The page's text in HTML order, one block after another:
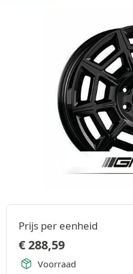
Prijs per eenheid
€288,59
Voorraad